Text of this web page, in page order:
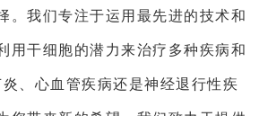
。我们专注于运用最先进的技术和
用干细胞的潜力来治疗多种疾病和
、心血管疾病还是神经退行性疾